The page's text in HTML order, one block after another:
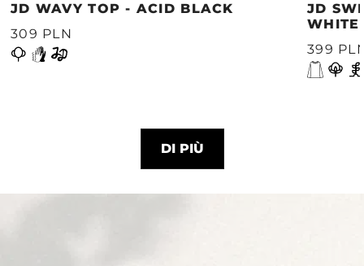
JD WAVY TOP - ACID BLACK
309 PLN
JD
WHITE
399
DI PIÙ